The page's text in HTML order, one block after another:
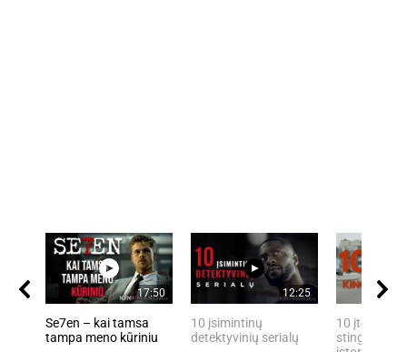
17:50
Se7en – kai tamsa
tampa meno kūriniu
12:25
10 įsimintinų
detektyvinių serialų
10 įtemptų,
stingdančių